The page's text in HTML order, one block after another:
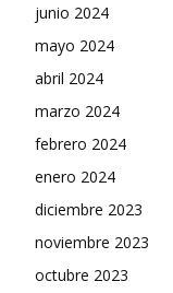
junio 2024
mayo 2024
abril 2024
marzo 2024
febrero 2024
enero 2024
diciembre 2023
noviembre 2023
octubre 2023